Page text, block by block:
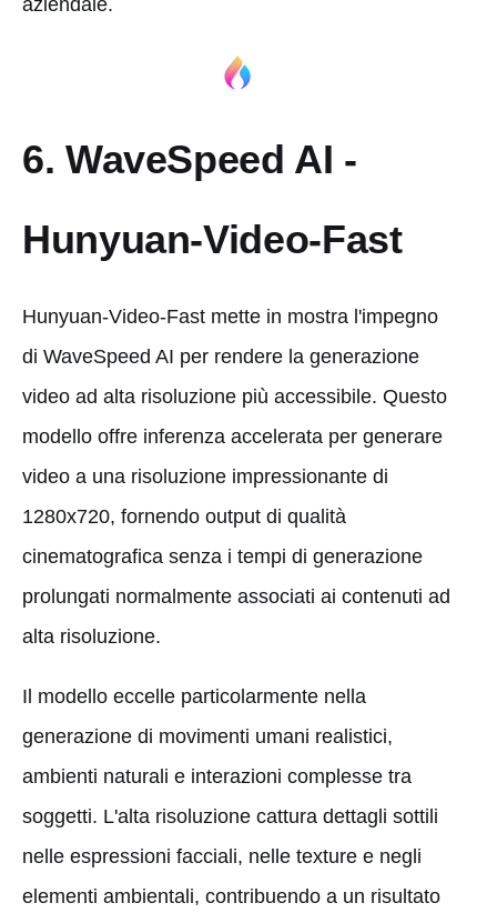
6. WaveSpeed AI -
Hunyuan-Video-Fast
Hunyuan-Video-Fast mette in mostra l'impegno
di WaveSpeed AI per rendere la generazione
video ad alta risoluzione più accessibile. Questo
modello offre inferenza accelerata per generare
video a una risoluzione impressionante di
1280x720, fornendo output di qualità
cinematografica senza i tempi di generazione
prolungati normalmente associati ai contenuti ad
alta risoluzione.
Il modello eccelle particolarmente nella
generazione di movimenti umani realistici,
ambienti naturali e interazioni complesse tra
soggetti. L'alta risoluzione cattura dettagli sottili
nelle espressioni facciali, nelle texture e negli
elementi ambientali, contribuendo a un risultato